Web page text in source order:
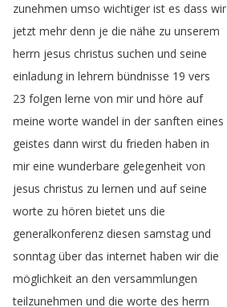
zunehmen umso wichtiger ist es dass wir
jetzt mehr denn je die nähe zu unserem
herrn jesus christus suchen und seine
einladung in lehrern bündnisse 19 vers
23 folgen lerne von mir und höre auf
meine worte wandel in der sanften eines
geistes dann wirst du frieden haben in
mir eine wunderbare gelegenheit von
jesus christus zu lernen und auf seine
worte zu hören bietet uns die
generalkonferenz diesen samstag und
sonntag über das internet haben wir die
möglichkeit an den versammlungen
teilzunehmen und die worte des herrn